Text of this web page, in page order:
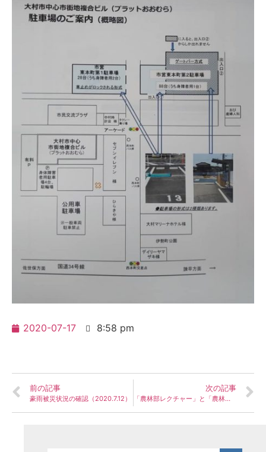
2020-07-17 8:58 pm
前の記事
豪雨被災状況の確認（2020.7.12）
次の記事
「農林部レクチャー」と「農林漁業セーフネット」